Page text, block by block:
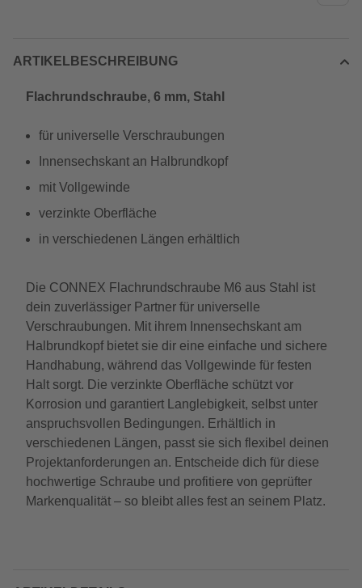
ARTIKELBESCHREIBUNG
Flachrundschraube, 6 mm, Stahl
für universelle Verschraubungen
Innensechskant an Halbrundkopf
mit Vollgewinde
verzinkte Oberfläche
in verschiedenen Längen erhältlich
Die CONNEX Flachrundschraube M6 aus Stahl ist
dein zuverlässiger Partner für universelle
Verschraubungen. Mit ihrem Innensechskant am
Halbrundkopf bietet sie dir eine einfache und sichere
Handhabung, während das Vollgewinde für festen
Halt sorgt. Die verzinkte Oberfläche schützt vor
Korrosion und garantiert Langlebigkeit, selbst unter
anspruchsvollen Bedingungen. Erhältlich in
verschiedenen Längen, passt sie sich flexibel deinen
Projektanforderungen an. Entscheide dich für diese
hochwertige Schraube und profitiere von geprüfter
Markenqualität – so bleibt alles fest an seinem Platz.